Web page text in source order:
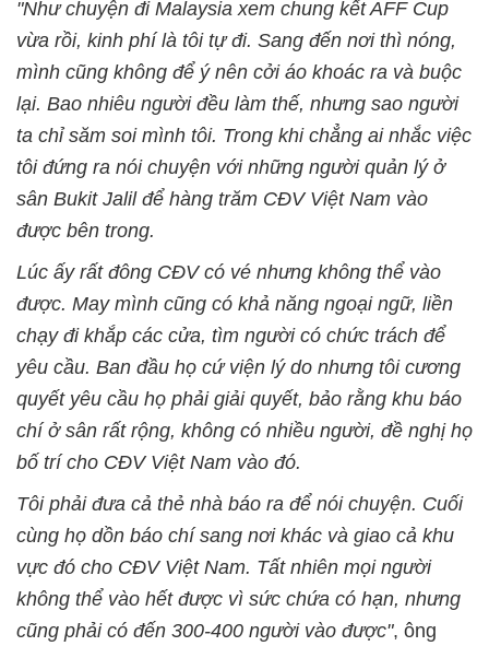
"Như chuyện đi Malaysia xem chung kết AFF Cup
vừa rồi, kinh phí là tôi tự đi. Sang đến nơi thì nóng,
mình cũng không để ý nên cởi áo khoác ra và buộc
lại. Bao nhiêu người đều làm thế, nhưng sao người
ta chỉ săm soi mình tôi. Trong khi chẳng ai nhắc việc
tôi đứng ra nói chuyện với những người quản lý ở
sân Bukit Jalil để hàng trăm CĐV Việt Nam vào
được bên trong.
Lúc ấy rất đông CĐV có vé nhưng không thể vào
được. May mình cũng có khả năng ngoại ngữ, liền
chạy đi khắp các cửa, tìm người có chức trách để
yêu cầu. Ban đầu họ cứ viện lý do nhưng tôi cương
quyết yêu cầu họ phải giải quyết, bảo rằng khu báo
chí ở sân rất rộng, không có nhiều người, đề nghị họ
bố trí cho CĐV Việt Nam vào đó.
Tôi phải đưa cả thẻ nhà báo ra để nói chuyện. Cuối
cùng họ dồn báo chí sang nơi khác và giao cả khu
vực đó cho CĐV Việt Nam. Tất nhiên mọi người
không thể vào hết được vì sức chứa có hạn, nhưng
cũng phải có đến 300-400 người vào được", ông